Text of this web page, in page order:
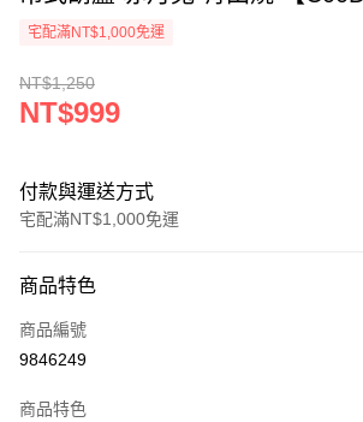
宅配滿NT$1,000免運
NT$1,250
NT$999
付款與運送方式
宅配滿NT$1,000免運
信用卡一次付款
LINE Pay
商品特色
商品編號
9846249
商品特色